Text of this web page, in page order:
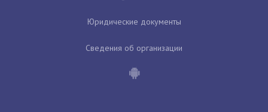
Юридические документы
Сведения об организации